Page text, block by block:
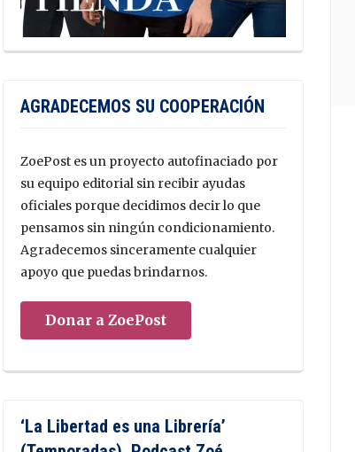
AGRADECEMOS SU COOPERACIÓN
ZoePost es un proyecto autofinaciado por
su equipo editorial sin recibir ayudas
oficiales porque decidimos decir lo que
pensamos sin ningún condicionamiento.
Agradecemos sinceramente cualquier
apoyo que puedas brindarnos.
Donar a ZoePost
‘La Libertad es una Librería’